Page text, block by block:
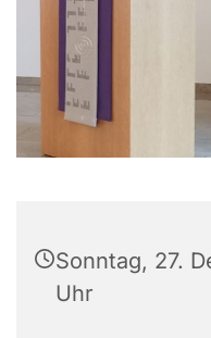
Sonntag, 27.
Uhr